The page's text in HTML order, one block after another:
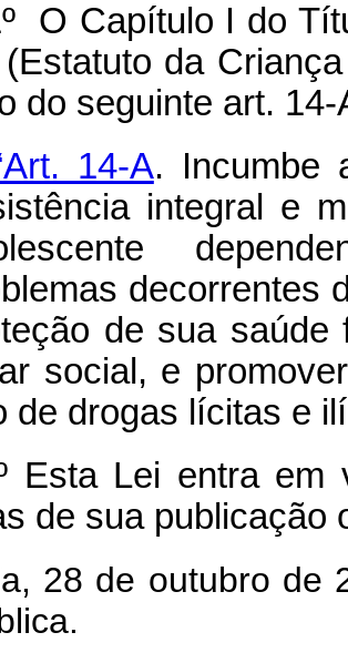
O Capítulo I do
(Estatuto da
do seguinte art. 14-
14-A. Incumbe
integral e
decorrentes
de sua
social, e
de drogas lícitas e
Esta Lei entra em
de sua publicação
28 de outubro de